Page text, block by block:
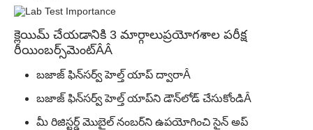
క్లెయిమ్ చేయడానికి 3 మార్గాలుప్రయోగశాల పరీక్ష
రీయింబర్స్‌మెంట్ÂÂ
బజాజ్ ఫిన్‌సర్వ్ హెల్త్ యాప్ ద్వారాÂ
బజాజ్ ఫిన్‌సర్వ్ హెల్త్ యాప్‌ని డౌన్‌లోడ్ చేసుకోండిÂ
మీ రిజిస్టర్డ్ మొబైల్ నంబర్‌ని ఉపయోగించి సైన్ అప్